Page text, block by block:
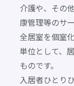
介護や、その
康管理等のサ
全居室を個室
単位として、
ものです。
入居者ひとり